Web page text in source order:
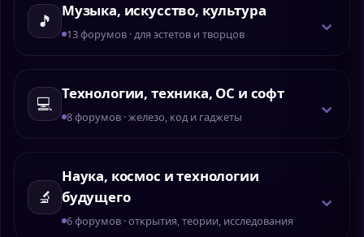
🎵 Музыка, искусство, культура
13 форумов · для эстетов и творцов ⌄
💻 Технологии, техника, ОС и софт
8 форумов · железо, код и гаджеты ⌄
🔬
Наука, космос и технологии
будущего
6 форумов · открытия, теории, исследования
⌄